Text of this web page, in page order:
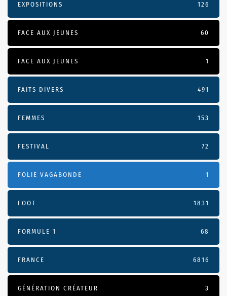
EXPOSITIONS 126
FACE AUX JEUNES 60
FACE AUX JEUNES 1
FAITS DIVERS 491
FEMMES 153
FESTIVAL 72
FOLIE VAGABONDE 1
FOOT 1831
FORMULE 1 68
FRANCE 6816
GÉNÉRATION CRÉATEUR 3